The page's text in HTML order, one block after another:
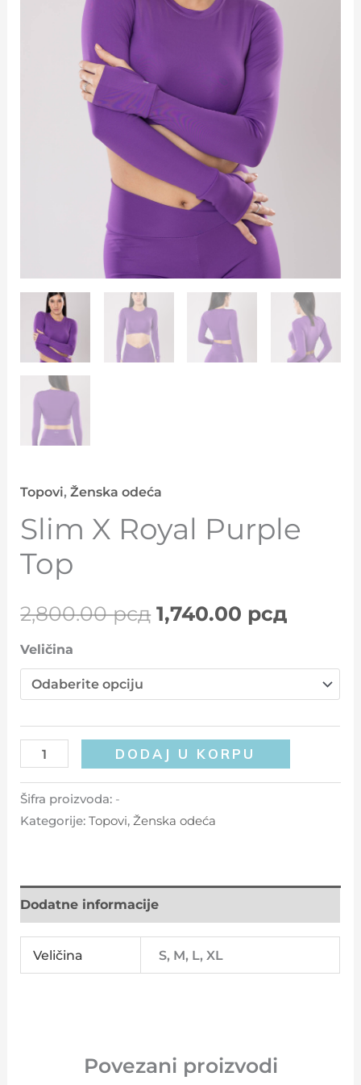
Topovi,Ženska odeća
Slim X Royal Purple
Top
2,800.00рсд 1,740.00 рсд
Veličina
DODAJ U KORPU
Šifra proizvoda: -
Kategorije:Topovi,Ženska odeća
Dodatne informacije
Veličina S, M, L, XL
Povezani proizvodi